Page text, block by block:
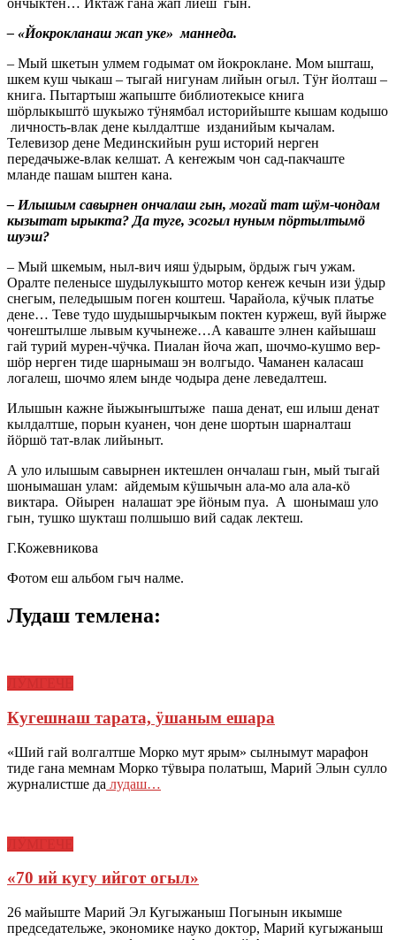
ончыктен… Иктаж гана жап лиеш гын.
– «Йокрокланаш жап уке» маннеда.
– Мый шкетын улмем годымат ом йокроклане. Мом ышташ,
шкем куш чыкаш – тыгай нигунам лийын огыл. Тӱҥ йолташ –
книга. Пытартыш жапыште библиотекысе книга
шӧрлыкыштӧ шукыжо тӱнямбал историйыште кышам кодышо
личность-влак дене кылдалтше изданийым кычалам.
Телевизор дене Мединскийын руш историй нерген
передачыже-влак келшат. А кеҥежым чон сад-пакчаште
мланде пашам ыштен кана.
– Илышым савырнен ончалаш гын, могай тат шӱм-чондам
кызытат ырыкта? Да туге, эсогыл нуным пӧртылтымӧ
шуэш?
– Мый шкемым, ныл-вич ияш ӱдырым, ӧрдыж гыч ужам.
Оралте пеленысе шудылукышто мотор кеҥеж кечын изи ӱдыр
снегым, пеледышым поген коштеш. Чарайола, кӱчык платье
дене… Теве тудо шудышырчыкым поктен куржеш, вуй йырже
чоҥештылше лывым кучынеже…А каваште элнен кайышаш
гай турий мурен-чӱчка. Пиалан йоча жап, шочмо-кушмо вер-
шӧр нерген тиде шарнымаш эн волгыдо. Чаманен каласаш
логалеш, шочмо ялем ынде чодыра дене леведалтеш.
Илышын кажне йыжыҥыштыже паша денат, еш илыш денат
кылдалтше, порын куанен, чон дене шортын шарналташ
йӧршӧ тат-влак лийыныт.
А уло илышым савырнен иктешлен ончалаш гын, мый тыгай
шонымашан улам: айдемым кӱшычын ала-мо ала ала-кӧ
виктара. Ойырен налашат эре йӧным пуа. А шонымаш уло
гын, тушко шукташ полшышо вий садак лектеш.
Г.Кожевникова
Фотом еш альбом гыч налме.
Лудаш темлена:
Кугешнаш тарата, ӱшаным ешара
«Ший гай волгалтше Морко мут ярым» сылнымут марафон
тиде гана мемнам Морко тӱвыра полатыш, Марий Элын сулло
журналистше да лудаш…
«70 ий кугу ийгот огыл»
26 майыште Марий Эл Кугыжаныш Погынын икымше
председательже, экономике науко доктор, Марий кугыжаныш